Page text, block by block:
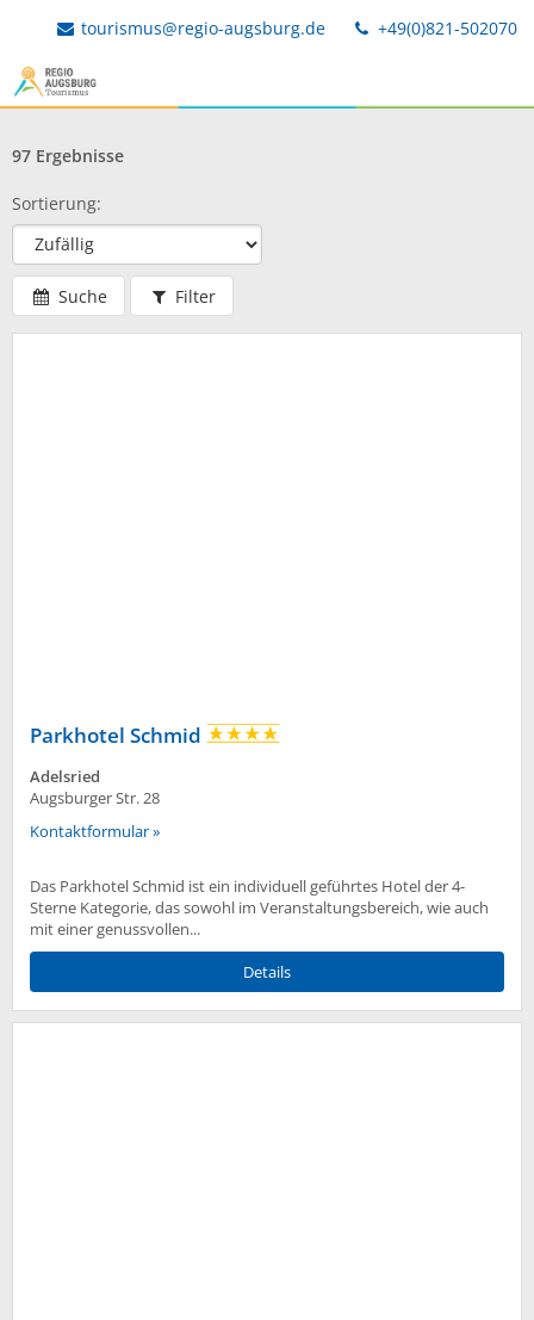
tourismus@regio-augsburg.de +49(0)821-502070
97 Ergebnisse
Sortierung:
Suche Filter
Parkhotel Schmid
Adelsried
Augsburger Str. 28
Kontaktformular »
Das Parkhotel Schmid ist ein individuell geführtes Hotel der 4-
Sterne Kategorie, das sowohl im Veranstaltungsbereich, wie auch
mit einer genussvollen...
Details